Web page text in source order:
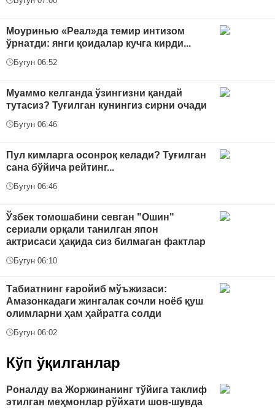
Моуринью «Реал»да темир интизом
ўрнатди: янги қоидалар кучга кирди...
Бугун 06:52
Муаммо келганда ўзингизни қандай
тутасиз? Туғилган кунингиз сирни очади
Бугун 06:46
Пул кимларга осонроқ келади? Туғилган
сана бўйича рейтинг...
Бугун 06:46
Ўзбек томошабини севган "Ошин"
сериали орқали танилган япон
актрисаси ҳақида сиз билмаган фактлар
Бугун 06:10
Табиатнинг ғаройиб мўъжизаси:
Амазонкадаги жингалак сочли ноёб қуш
олимларни ҳам ҳайратга солди
Бугун 06:02
Кўп ўқилганлар
Роналду ва Жоржинанинг тўйига таклиф
этилган меҳмонлар рўйхати шов-шувда